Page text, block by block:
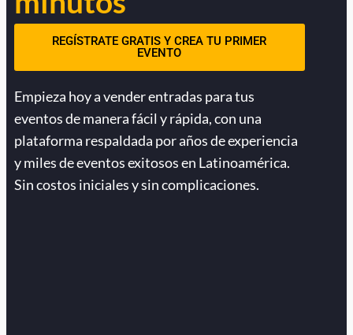
REGÍSTRATE GRATIS Y CREA TU PRIMER
EVENTO
Empieza hoy a vender entradas para tus
eventos de manera fácil y rápida, con una
plataforma respaldada por años de experiencia
y miles de eventos exitosos en Latinoamérica.
Sin costos iniciales y sin complicaciones.